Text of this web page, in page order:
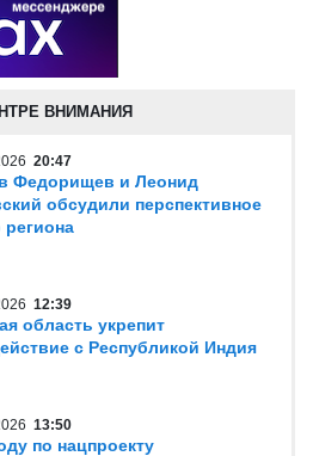
ВНИМАНИЯ
20:47
Федорищев и Леонид
обсудили перспективное
региона
12:39
область укрепит
с Республикой Индия
13:50
по нацпроекту